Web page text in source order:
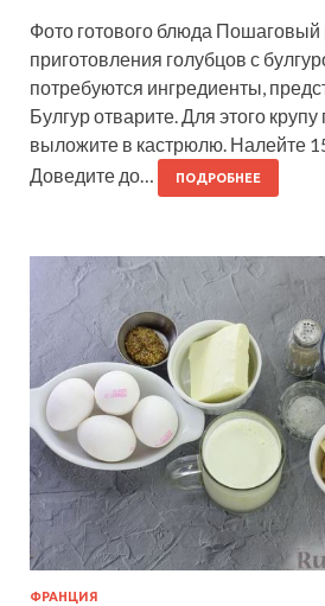
Фото готового блюда Пошаговый
приготовления голубцов с
потребуются ингредиенты,
Булгур отварите. Для этого
выложите в кастрюлю. Налейте
Доведите до…
ПОДРОБНЕЕ
ФРАНЦИЯ